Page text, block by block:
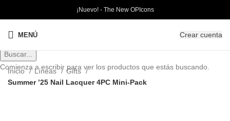
¡Nuevo! - The New OPIcons
MENÚ Crear cuenta
Inicio Líneas
Gifts
Summer ’25 Nail Lacquer 4PC Mini-Pack
Buscar...
Comienza a escribir para ver los productos que estás buscando.